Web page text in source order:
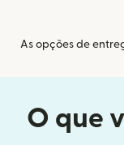
As opções de
O que